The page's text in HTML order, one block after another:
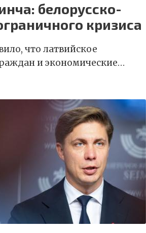
белорусско-
кризиса
что латвийское
и экономические…